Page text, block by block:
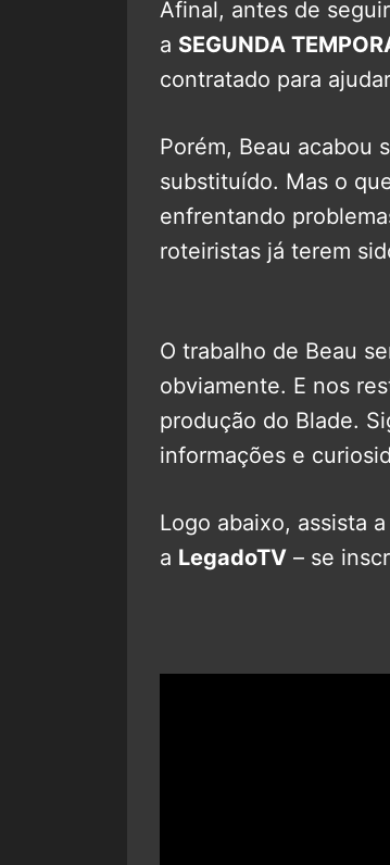
Afinal, antes de
a SEGUNDA
contratado para
Porém, Beau acabou
substituído. Mas o
enfrentando
roteiristas já terem
O trabalho de Beau
obviamente. E nos
produção do Blade.
informações e
Logo abaixo, assista
a LegadoTV – se